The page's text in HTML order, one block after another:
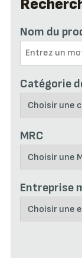
Nom du
Catégorie
MRC
Entreprise